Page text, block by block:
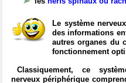
Le système
des informations
autres organes du
fonctionnement
Classiquement, ce
nerveux périphérique